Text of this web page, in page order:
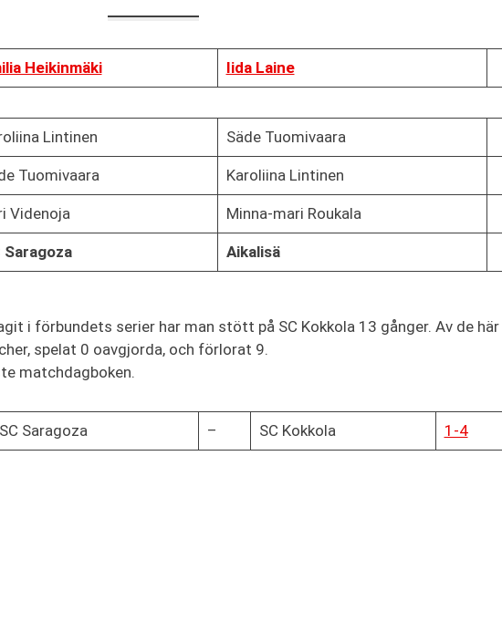
Heikinmäki Iida Laine
Lintinen Säde Tuomivaara
Tuomivaara Karoliina Lintinen
Videnoja Minna-mari Roukala
Saragoza Aikalisä
i förbundets serier har man stött på SC Kokkola 13 gånger. Av de här
spelat 0 oavgjorda, och förlorat 9.
matchdagboken.
SC Saragoza – SC Kokkola 1-4